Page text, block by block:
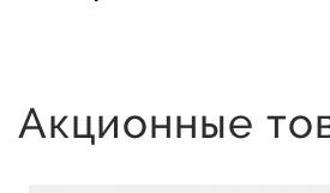
Акционные